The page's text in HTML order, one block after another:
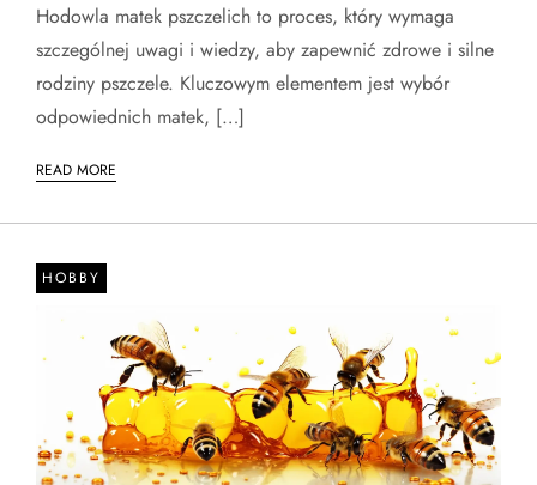
Hodowla matek pszczelich to proces, który wymaga
szczególnej uwagi i wiedzy, aby zapewnić zdrowe i silne
rodziny pszczele. Kluczowym elementem jest wybór
odpowiednich matek, […]
READ MORE
HOBBY